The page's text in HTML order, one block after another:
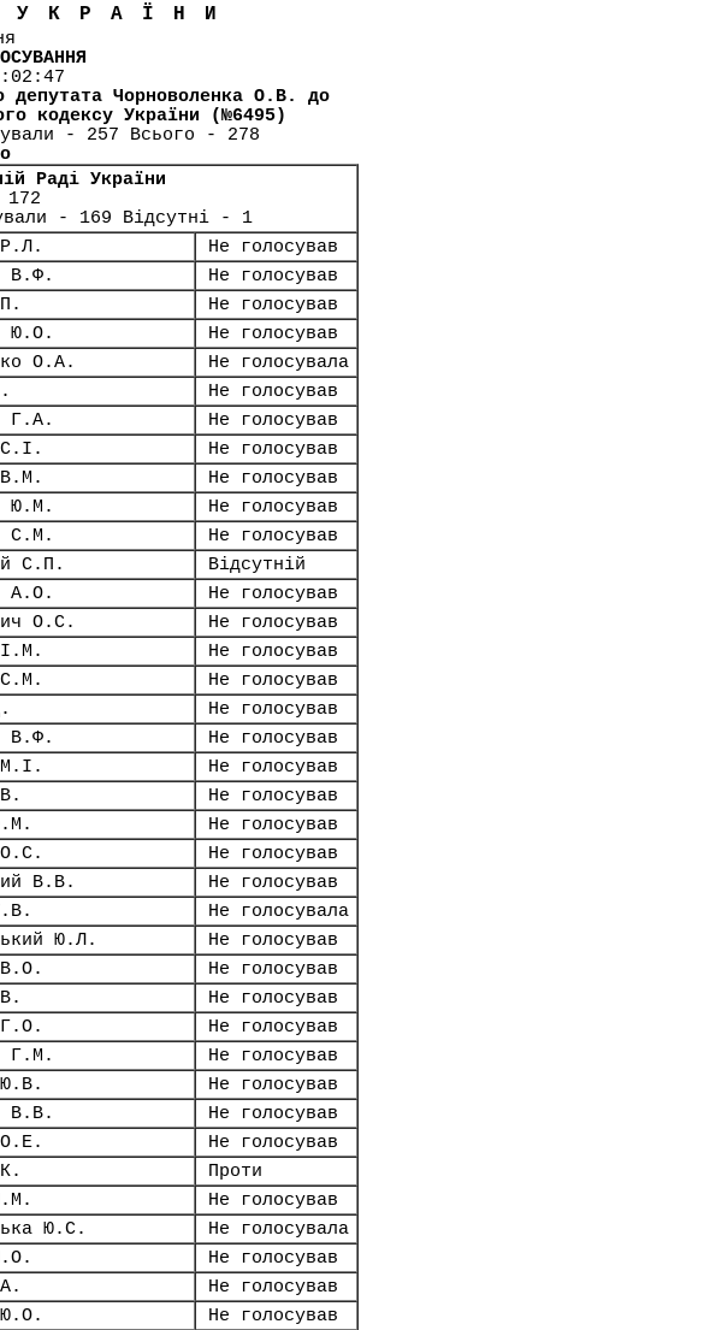
депутата Чорноволенка О.В. до
кодексу України (№6495)
- 257 Всього - 278
Раді України
172
- 169 Відсутні - 1
Р.Л.
Не голосував
В.Ф.
Не голосував
Не голосував
Ю.О.
Не голосував
О.А.
Не голосувала
Не голосував
Г.А.
Не голосував
С.І.
Не голосував
В.М.
Не голосував
Ю.М.
Не голосував
С.М.
Не голосував
С.П.
Відсутній
А.О.
Не голосував
О.С.
Не голосував
І.М.
Не голосував
С.М.
Не голосував
Не голосував
В.Ф.
Не голосував
М.І.
Не голосував
Не голосував
Не голосував
О.С.
Не голосував
В.В.
Не голосував
Не голосувала
Ю.Л.
Не голосував
В.О.
Не голосував
Не голосував
Г.О.
Не голосував
Г.М.
Не голосував
Ю.В.
Не голосував
В.В.
Не голосував
О.Е.
Не голосував
Проти
Не голосував
Ю.С.
Не голосувала
Не голосував
Не голосував
Ю.О.
Не голосував